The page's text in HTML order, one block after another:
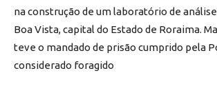
na construção de um laboratório de
Boa Vista, capital do Estado de Roraima.
teve o mandado de prisão cumprido pela
considerado foragido